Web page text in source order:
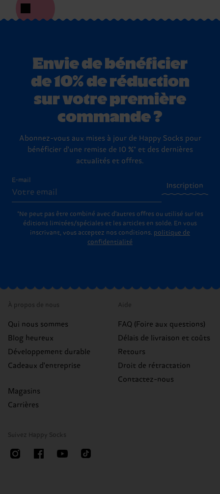
Envie de bénéficier
de 10% de réduction
sur votre première
commande ?
Abonnez-vous aux mises à jour de Happy Socks pour
bénéficier d'une remise de 10 %* et des dernières
actualités et offres.
E-mail
Inscription
*Ne peut pas être combiné avec d'autres offres ou utilisé sur les
éditions limitées/spéciales et les articles en solde. En vous
inscrivant, vous acceptez nos conditions. politique de
confidentialité
À propos de nous
Qui nous sommes
Blog heureux
Développement durable
Cadeaux d'entreprise
Magasins
Carrières
Aide
FAQ (Foire aux questions)
Délais de livraison et coûts
Retours
Droit de rétractation
Contactez-nous
Suivez Happy Socks